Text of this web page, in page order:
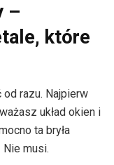
–
które
razu. Najpierw
układ okien i
ta bryła
musi.